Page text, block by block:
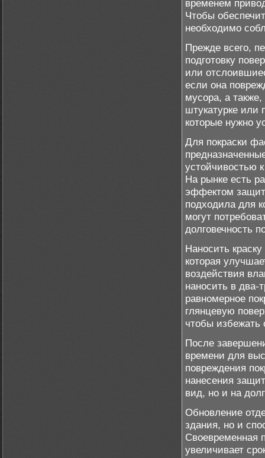
временем
Чтобы
необходимо
Прежде всего,
подготовку
или
если она
мусора, а
штукатурке или
которые нужно
Для покраски
устойчивостью
На рынке есть
эффектом
подходила для
могут
долговечность
Наносить
которая
воздействия
наносить в
равномерное
глянцевую
чтобы избежать
После
времени для
повреждения
нанесения
вид, но и на
Обновление
здания, но и
Своевременная
увеличивает